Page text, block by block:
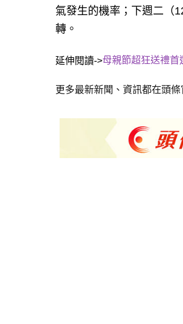
氣發生的機率；下週二（
轉。
延伸閱讀->母親節超狂送禮
更多最新新聞、資訊都在頭條